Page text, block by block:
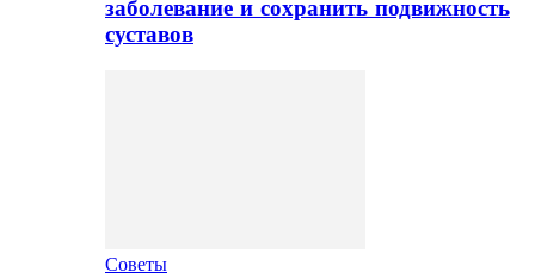
заболевание и сохранить подвижность
суставов
Советы